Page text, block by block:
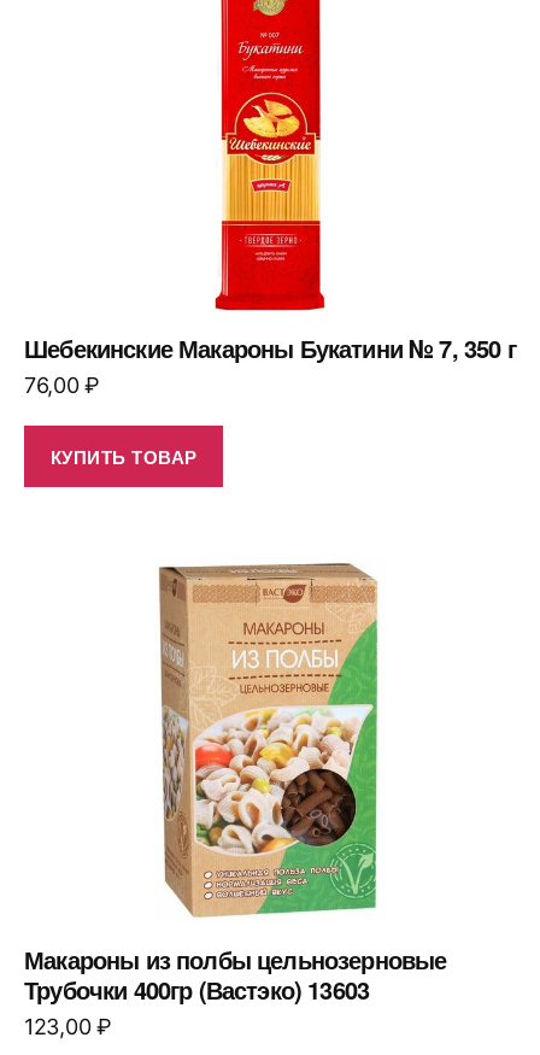
Шебекинские Макароны Букатини № 7, 350 г
76,00₽
КУПИТЬ ТОВАР
Макароны из полбы цельнозерновые
Трубочки 400гр (Вастэко) 13603
123,00₽